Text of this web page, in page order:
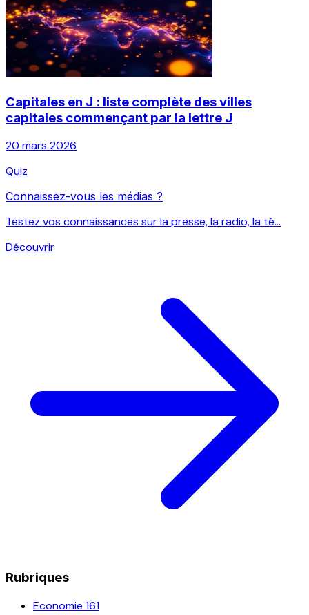
Capitales en J : liste complète des villes
capitales commençant par la lettre J
20 mars 2026
Quiz
Connaissez-vous les médias ?
Testez vos connaissances sur la presse, la radio, la té...
Découvrir
Rubriques
Economie 161